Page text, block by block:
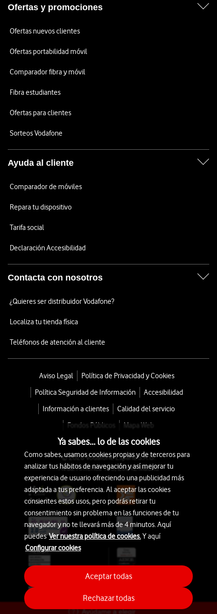
Ayúdame a elegir
Ofertas y promociones
Ofertas nuevos clientes
Ofertas portabilidad móvil
Comparador fibra y móvil
Fibra estudiantes
Ofertas para clientes
Sorteos Vodafone
Ayuda al cliente
Comparador de móviles
Repara tu dispositivo
Tarifa social
Declaración Accesibilidad
Contacta con nosotros
¿Quieres ser distribuidor Vodafone?
Localiza tu tienda física
Teléfonos de atención al cliente
Aviso Legal
Política de Privacidad y Cookies
Política Seguridad de Información
Accesibilidad
Información a clientes
Calidad del servicio
Fondos Públicos
Mapa Web
© 2026 Vodafone España S.A.U.
Avda. América 115, 28042 Madrid
Ya sabes... lo de las cookies
Como sabes, usamos cookies propias y de terceros para
analizar tus hábitos de navegación y así mejorar tu
experiencia de usuario ofreciendo una publicidad más
adaptada a tus preferencia. Al aceptar las cookies
consientes estos usos, pero podrás retirar tu
consentimiento sin problema en las funciones de tu
navegador y no te llevará más de 4 minutos. Aquí
puedesVer nuestra política de cookies.Y aquí
Configurar cookies
Rechazar todas
Aceptar todas